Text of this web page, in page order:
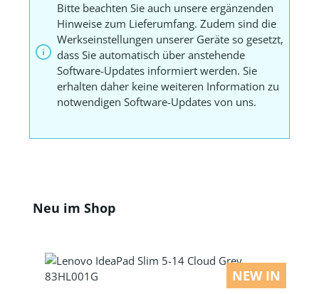
Bitte beachten Sie auch unsere ergänzenden
Hinweise zum Lieferumfang. Zudem sind die
Werkseinstellungen unserer Geräte so gesetzt,
dass Sie automatisch über anstehende
Software-Updates informiert werden. Sie
erhalten daher keine weiteren Information zu
notwendigen Software-Updates von uns.
Produktgalerie überspringen
Neu im Shop
NEW IN